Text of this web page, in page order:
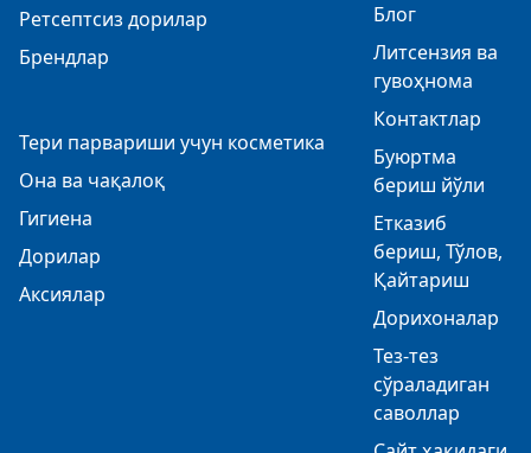
Ретсептсиз дорилар
Брендлар
Тери парвариши учун косметика
Она ва чақалоқ
Гигиена
Дорилар
Аксиялар
Блог
Литсензия ва
гувоҳнома
Контактлар
Буюртма
бериш йўли
Етказиб
бериш, Тўлов,
Қайтариш
Дорихоналар
Тез-тез
сўраладиган
саволлар